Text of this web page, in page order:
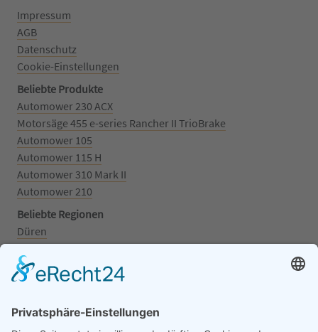
Impressum
AGB
Datenschutz
Cookie-Einstellungen
Beliebte Produkte
Automower 230 ACX
Motorsäge 455 e-series Rancher II TrioBrake
Automower 105
Automower 115 H
Automower 310 Mark II
Automower 210
Beliebte Regionen
Düren
Grafschaft
Kalenborn
Mayschoß
Bonn